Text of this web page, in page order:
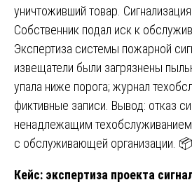
уничтоживший товар.
Собственник подал иск к
Экспертиза системы пожарной
извещатели были загрязнены
упала ниже порога; журнал
фиктивные записи. Вывод: отказ
ненадлежащим
с обслуживающей организации.
Кейс: экспертиза проекта